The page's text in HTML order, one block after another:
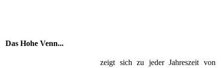
Das Hohe Venn...
zeigt sich zu jeder Jahreszeit von